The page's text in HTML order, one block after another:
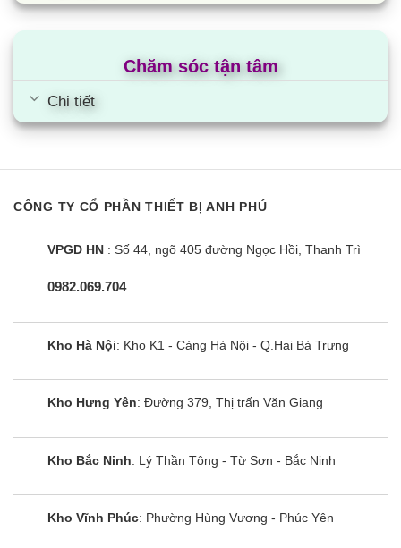
Chăm sóc tận tâm
Chi tiết
CÔNG TY CỔ PHẦN THIẾT BỊ ANH PHÚ
VPGD HN : Số 44, ngõ 405 đường Ngọc Hồi, Thanh Trì
0982.069.704
Kho Hà Nội: Kho K1 - Cảng Hà Nội - Q.Hai Bà Trưng
Kho Hưng Yên: Đường 379, Thị trấn Văn Giang
Kho Bắc Ninh: Lý Thần Tông - Từ Sơn - Bắc Ninh
Kho Vĩnh Phúc: Phường Hùng Vương - Phúc Yên